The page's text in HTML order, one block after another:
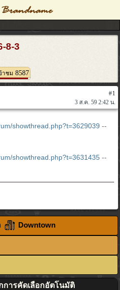
8-3
าชม 8587
#1
3 ส.ค. 59 2:42 น.
showthread.php?t=3629039 --
showthread.php?t=3631435 --
Downtown
การคัดเลือกอัตโนมัติ